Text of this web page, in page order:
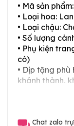
• Mã sản
• Loại hoa:
• Loại chậu:
• Số lượng
• Phụ kiện
có)
• Dịp tặng
khánh thành,
thọ, mừng
Chat zalo